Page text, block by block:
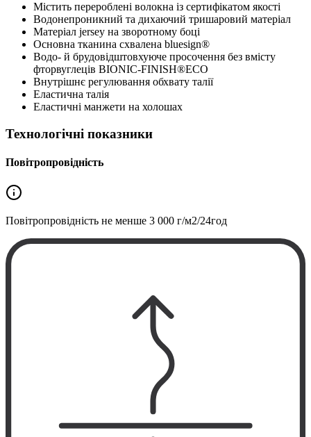
Містить перероблені волокна із сертифікатом якості
Водонепроникний та дихаючий тришаровий матеріал
Матеріал jersey на зворотному боці
Основна тканина схвалена bluesign®
Водо- й брудовідштовхуюче просочення без вмісту
фторвуглеців BIONIC-FINISH®ECO
Внутрішнє регулювання обхвату талії
Еластична талія
Еластичні манжети на холошах
Технологічні показники
Повітропровідність
Повітропровідність не менше 3 000 г/м2/24год